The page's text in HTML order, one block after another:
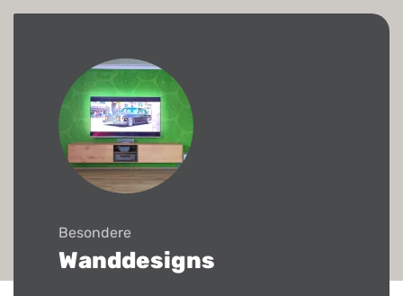
Besondere
Wanddesigns